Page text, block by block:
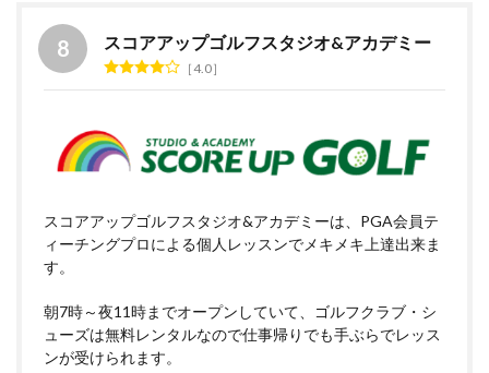
スコアアップゴルフスタジオ&アカデミー
4.0
スコアアップゴルフスタジオ&アカデミーは、PGA会員テ
ィーチングプロによる個人レッスンでメキメキ上達出来ま
す。
朝7時～夜11時までオープンしていて、ゴルフクラブ・シ
ューズは無料レンタルなので仕事帰りでも手ぶらでレッス
ンが受けられます。